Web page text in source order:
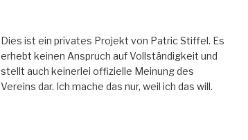
Dies ist ein privates Projekt von Patric Stiffel. Es
erhebt keinen Anspruch auf Vollständigkeit und
stellt auch keinerlei offizielle Meinung des
Vereins dar. Ich mache das nur, weil ich das will.